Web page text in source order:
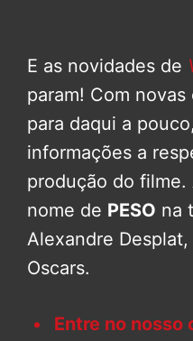
E as novidades de
param! Com
para daqui a
informações a
produção do filme.
nome de PESO na
Alexandre Desplat,
Oscars.
Entre no nosso